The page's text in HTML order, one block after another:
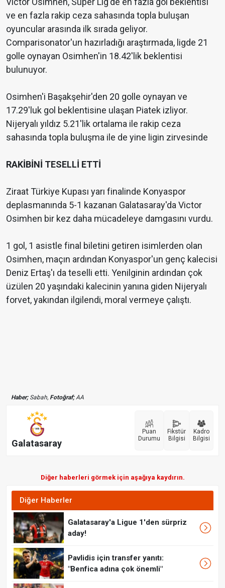
ve en fazla rakip ceza sahasında topla buluşan
oyuncular arasında ilk sırada geliyor.
Comparisonator'un hazırladığı araştırmada, ligde 21
golle oynayan Osimhen'in 18.42'lik beklentisi
bulunuyor.
Osimhen'i Başakşehir'den 20 golle oynayan ve
17.29'luk gol beklentisine ulaşan Piatek izliyor.
Nijeryalı yıldız 5.21'lik ortalama ile rakip ceza
sahasında topla buluşma ile de yine ligin zirvesinde
RAKİBİNİ TESELLİ ETTİ
Ziraat Türkiye Kupası yarı finalinde Konyaspor
deplasmanında 5-1 kazanan Galatasaray'da Victor
Osimhen bir kez daha mücadeleye damgasını vurdu.
1 gol, 1 asistle final biletini getiren isimlerden olan
Osimhen, maçın ardından Konyaspor'un genç kalecisi
Deniz Ertaş'ı da teselli etti. Yenilginin ardından çok
üzülen 20 yaşındaki kalecinin yanına giden Nijeryalı
forvet, yakından ilgilendi, moral vermeye çalıştı.
Haber;Sabah, Fotoğraf;AA
Galatasaray
Puan
Durumu
Fikstür
Bilgisi
Kadro
Bilgisi
Diğer haberleri görmek için aşağıya kaydırın.
Diğer Haberler
Galatasaray'a Ligue 1'den sürpriz
aday!
Pavlidis için transfer yanıtı:
"Benfica adına çok önemli"